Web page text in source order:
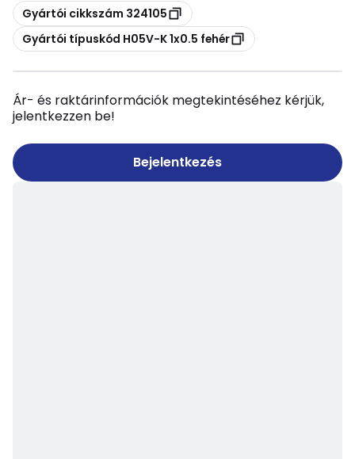
Másolás
Gyártói cikkszám 324105
Másolás
Gyártói típuskód H05V-K 1x0.5 fehér
Ár- és raktárinformációk megtekintéséhez kérjük,
jelentkezzen be!
Bejelentkezés